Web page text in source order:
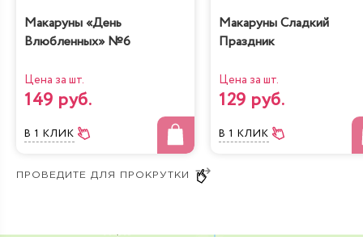
Макаруны «День
Влюбленных» №6
Цена за шт.
149 руб.
В 1 КЛИК
Макаруны Сладкий
Праздник
Цена за шт.
129 руб.
В 1 КЛИК